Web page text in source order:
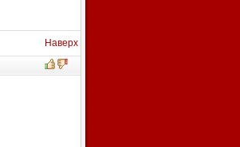
Наверх